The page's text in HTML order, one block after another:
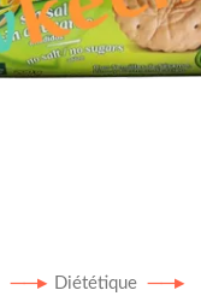
Diététique